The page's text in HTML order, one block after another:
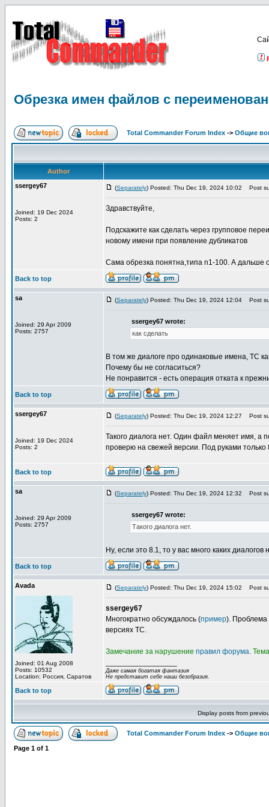
Обрезка имен файлов с
Total Commander Forum Index -> Общие
Author
ssergey67
Joined: 19 Dec 2024
Posts: 2
(Separately) Posted: Thu Dec 19, 2024 10:02 Post
Здравствуйте,
Подскажите как сделать через групповое
новому имени при появление дубликатов
Сама обрезка понятна,типа n1-100. А дальше
Back to top
sa
Joined: 29 Apr 2009
Posts: 2757
(Separately) Posted: Thu Dec 19, 2024 12:04 Post
ssergey67 wrote:
как сделать
В том же диалоге про одинаковые имена, TC
Почему бы не согласиться?
Не понравится - есть операция отката к
Back to top
ssergey67
Joined: 19 Dec 2024
Posts: 2
(Separately) Posted: Thu Dec 19, 2024 12:27 Post
Такого диалога нет. Один файл меняет имя,
проверю на свежей версии. Под руками только
Back to top
sa
Joined: 29 Apr 2009
Posts: 2757
(Separately) Posted: Thu Dec 19, 2024 12:32 Post
ssergey67 wrote:
Такого диалога нет.
Ну, если это 8.1, то у вас много каких диалогов
Back to top
Avada
Joined: 01 Aug 2008
Posts: 10532
Location: Россия, Саратов
(Separately) Posted: Thu Dec 19, 2024 15:02 Post
ssergey67
Многократно обсуждалось (пример). Проблема
версиях TC.
Замечание за нарушение правил форума.
Даже самая богатая фантазия
Не представит себе наши безобразия.
Back to top
Display posts from
Total Commander Forum Index -> Общие
Page 1 of 1